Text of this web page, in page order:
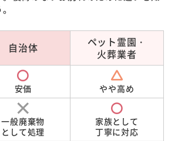
自治体
ペット霊園・
火葬業者
安価 やや高め
一般廃棄物
として処理
家族として
丁寧に対応